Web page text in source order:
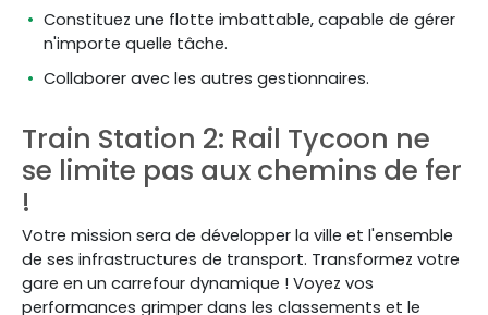
Constituez une flotte imbattable, capable de gérer
n'importe quelle tâche.
Collaborer avec les autres gestionnaires.
Train Station 2: Rail Tycoon ne
se limite pas aux chemins de fer
!
Votre mission sera de développer la ville et l'ensemble
de ses infrastructures de transport. Transformez votre
gare en un carrefour dynamique ! Voyez vos
performances grimper dans les classements et le